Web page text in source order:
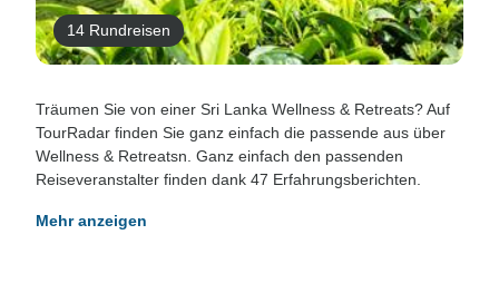
14 Rundreisen
Träumen Sie von einer Sri Lanka Wellness & Retreats? Auf
TourRadar finden Sie ganz einfach die passende aus über
Wellness & Retreatsn. Ganz einfach den passenden
Reiseveranstalter finden dank 47 Erfahrungsberichten.
Mehr anzeigen